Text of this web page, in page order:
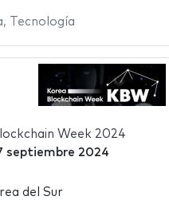
, Tecnología
Week 2024
septiembre 2024
del Sur